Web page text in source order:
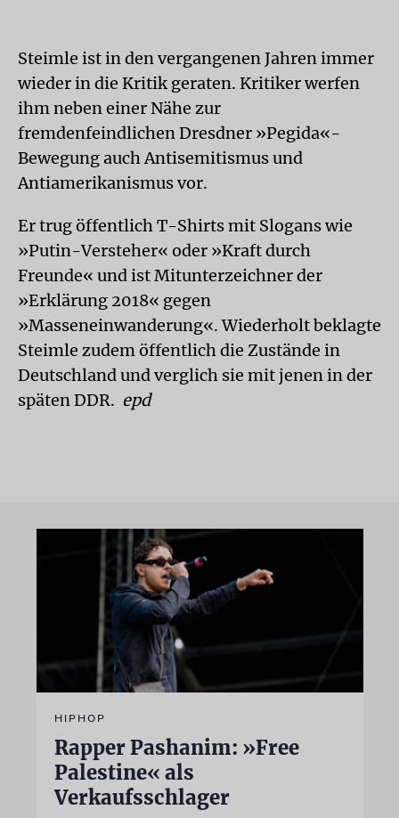
Steimle ist in den vergangenen Jahren immer
wieder in die Kritik geraten. Kritiker werfen
ihm neben einer Nähe zur
fremdenfeindlichen Dresdner »Pegida«-
Bewegung auch Antisemitismus und
Antiamerikanismus vor.
Er trug öffentlich T-Shirts mit Slogans wie
»Putin-Versteher« oder »Kraft durch
Freunde« und ist Mitunterzeichner der
»Erklärung 2018« gegen
»Masseneinwanderung«. Wiederholt beklagte
Steimle zudem öffentlich die Zustände in
Deutschland und verglich sie mit jenen in der
späten DDR. epd
HIPHOP
Rapper Pashanim: »Free
Palestine« als
Verkaufsschlager